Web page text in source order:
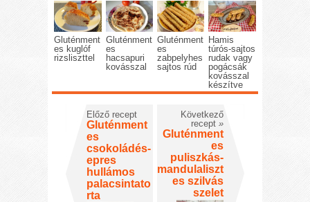
Gluténment
es kuglóf
rizsliszttel
Gluténment
es
hacsapuri
kovásszal
Gluténment
es
zabpelyhes
sajtos rúd
Hamis
túrós-sajtos
rudak vagy
pogácsák
kovásszal
készítve
Előző recept
Gluténment
es
csokoládés-
epres
hullámos
palacsintato
rta
Következő
recept »
Gluténment
es
puliszkás-
mandulaliszt
es szilvás
szelet